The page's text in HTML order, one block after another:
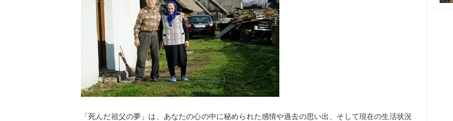
「死んだ祖父の夢」は、あなたの心の中に秘められた感情や過去の思い出、そして現在の生活状況